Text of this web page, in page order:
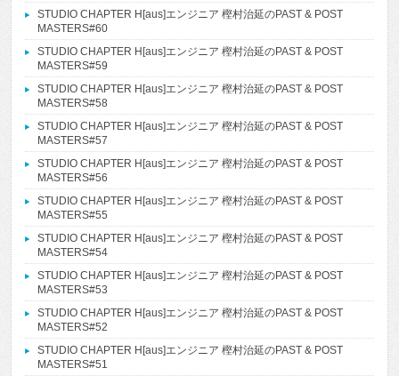
STUDIO CHAPTER H[aus]エンジニア 樫村治延のPAST & POST
MASTERS#60
STUDIO CHAPTER H[aus]エンジニア 樫村治延のPAST & POST
MASTERS#59
STUDIO CHAPTER H[aus]エンジニア 樫村治延のPAST & POST
MASTERS#58
STUDIO CHAPTER H[aus]エンジニア 樫村治延のPAST & POST
MASTERS#57
STUDIO CHAPTER H[aus]エンジニア 樫村治延のPAST & POST
MASTERS#56
STUDIO CHAPTER H[aus]エンジニア 樫村治延のPAST & POST
MASTERS#55
STUDIO CHAPTER H[aus]エンジニア 樫村治延のPAST & POST
MASTERS#54
STUDIO CHAPTER H[aus]エンジニア 樫村治延のPAST & POST
MASTERS#53
STUDIO CHAPTER H[aus]エンジニア 樫村治延のPAST & POST
MASTERS#52
STUDIO CHAPTER H[aus]エンジニア 樫村治延のPAST & POST
MASTERS#51